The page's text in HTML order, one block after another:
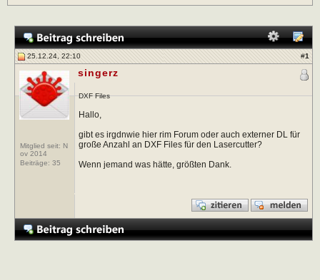
25.12.24, 22:10 #1
Mitglied seit: N
ov 2014
Beiträge: 35
singerz
DXF Files
Hallo,
gibt es irgdnwie hier rim Forum oder auch externer DL für
große Anzahl an DXF Files für den Lasercutter?
Wenn jemand was hätte, größten Dank.